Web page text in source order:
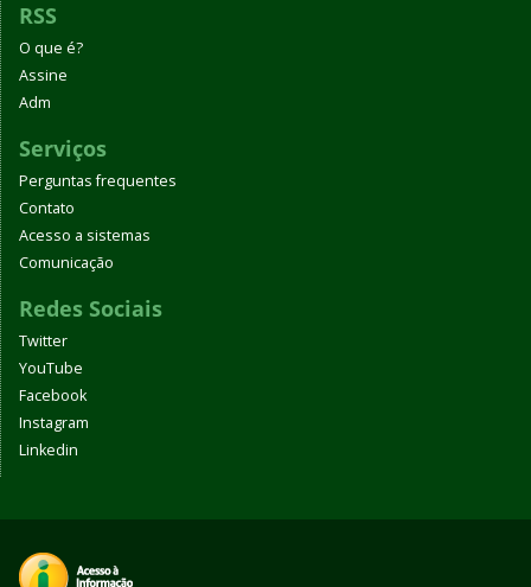
RSS
O que é?
Assine
Adm
Serviços
Perguntas frequentes
Contato
Acesso a sistemas
Comunicação
Redes Sociais
Twitter
YouTube
Facebook
Instagram
Linkedin